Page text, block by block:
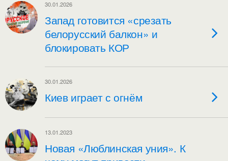
30.01.2026
Запад готовится «срезать
белорусский балкон» и
блокировать КОР
30.01.2026
Киев играет с огнём
13.01.2023
Новая «Люблинская уния». К